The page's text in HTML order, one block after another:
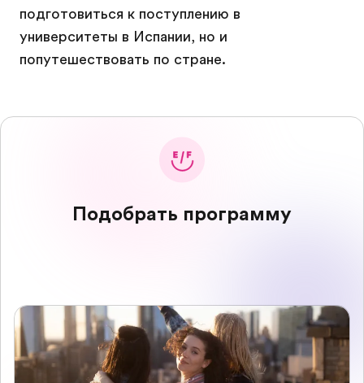
подготовиться к поступлению в
университеты в Испании, но и
попутешествовать по стране.
Подобрать программу